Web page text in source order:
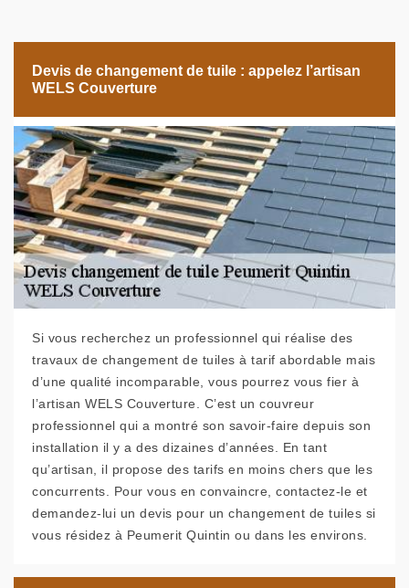
Devis de changement de tuile : appelez l’artisan
WELS Couverture
Si vous recherchez un professionnel qui réalise des
travaux de changement de tuiles à tarif abordable mais
d’une qualité incomparable, vous pourrez vous fier à
l’artisan WELS Couverture. C’est un couvreur
professionnel qui a montré son savoir-faire depuis son
installation il y a des dizaines d’années. En tant
qu’artisan, il propose des tarifs en moins chers que les
concurrents. Pour vous en convaincre, contactez-le et
demandez-lui un devis pour un changement de tuiles si
vous résidez à Peumerit Quintin ou dans les environs.